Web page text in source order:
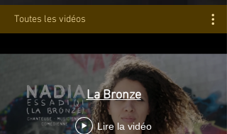
Toutes les vidéos
La Bronze
Lire la vidéo